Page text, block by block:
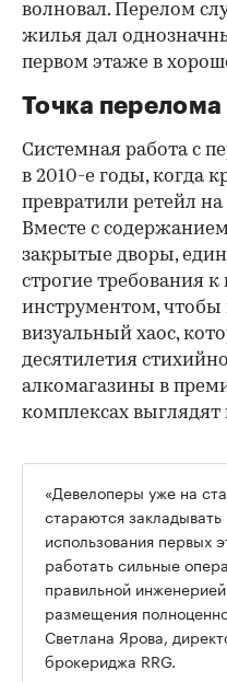
волновал. Перелом
жилья дал
первом этаже в
Точка перелома
Системная работа с
в 2010-е годы, когда
превратили ретейл
Вместе с
закрытые дворы,
строгие требования
инструментом, чтобы
визуальный хаос,
десятилетия
алкомагазины в
комплексах выглядят
00:00
«Девелоперы уже на
стараются
использования первых
работать сильные
правильной
размещения
Светлана Ярова,
брокериджа RRG.